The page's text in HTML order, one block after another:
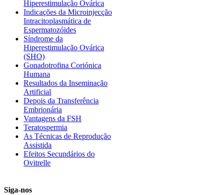
Hiperestimulação Ovárica
Indicações da Microinjecção
Intracitoplasmática de
Espermatozóides
Síndrome da
Hiperestimulação Ovárica
(SHO)
Gonadotrofina Coriónica
Humana
Resultados da Inseminação
Artificial
Depois da Transferência
Embrionária
Vantagens da FSH
Teratospermia
As Técnicas de Reprodução
Assistida
Efeitos Secundários do
Ovitrelle
Siga-nos